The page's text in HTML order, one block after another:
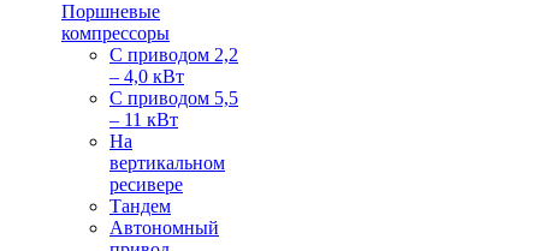
Поршневые
компрессоры
С приводом 2,2
– 4,0 кВт
С приводом 5,5
– 11 кВт
На
вертикальном
ресивере
Тандем
Автономный